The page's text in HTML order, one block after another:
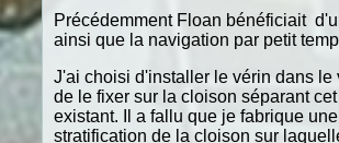
Précédemment Floan bénéficiait
ainsi que la navigation par petit
J'ai choisi d'installer le vérin dans
de le fixer sur la cloison séparant
existant. Il a fallu que je fabrique
stratification de la cloison sur